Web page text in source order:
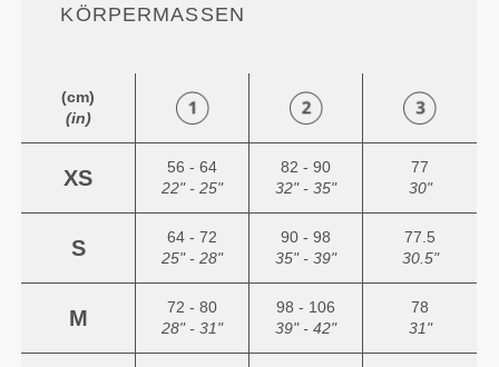
ÖRPERMASSEN
(cm)
(in)
XS
56 - 64
22" - 25"
82 - 90
32" - 35"
77
30"
S
64 - 72
25" - 28"
90 - 98
35" - 39"
77.5
30.5"
M
72 - 80
28" - 31"
98 - 106
39" - 42"
78
31"